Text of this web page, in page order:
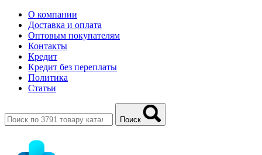
О компании
Доставка и оплата
Оптовым покупателям
Контакты
Кредит
Кредит без переплаты
Политика
Статьи
Поиск